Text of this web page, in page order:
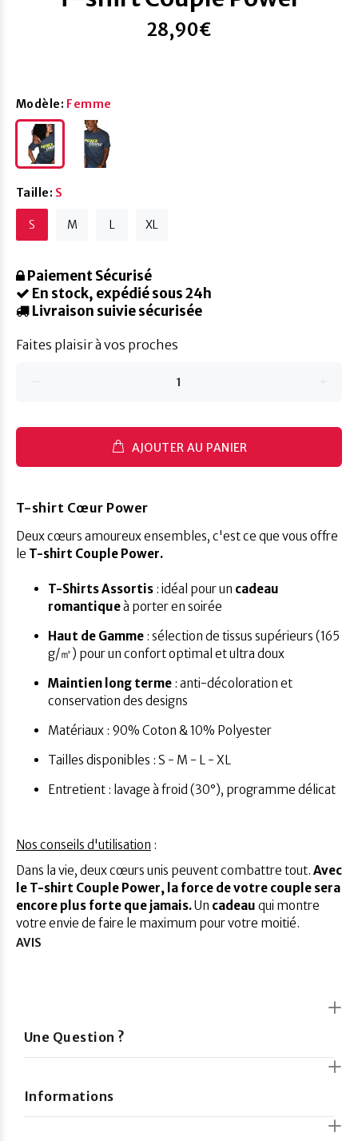
28,90€
Modèle: Femme
Taille: S
S M L XL
Paiement Sécurisé
En stock, expédié sous 24h
Livraison suivie sécurisée
Faites plaisir à vos proches
AJOUTER AU PANIER
T-shirt Cœur Power
Deux cœurs amoureux ensembles, c'est ce que vous offre
le T-shirt Couple Power.
T-Shirts Assortis : idéal pour un cadeau
romantiqueà porter en soirée
Haut de Gamme : sélection de tissus supérieurs (165
g/㎡) pour un confort optimal et ultra doux
Maintien long terme : anti-décoloration et
conservation des designs
Matériaux : 90% Coton & 10% Polyester
Tailles disponibles : S - M - L - XL
Entretient : lavage à froid (30°), programme délicat
Nos conseils d'utilisation :
Dans la vie, deux cœurs unis peuvent combattre tout. Avec
le T-shirt Couple Power, la force de votre couple sera
encore plus forte que jamais.Un cadeau qui montre
votre envie de faire le maximum pour votre moitié.
AVIS
Une Question ?
Informations